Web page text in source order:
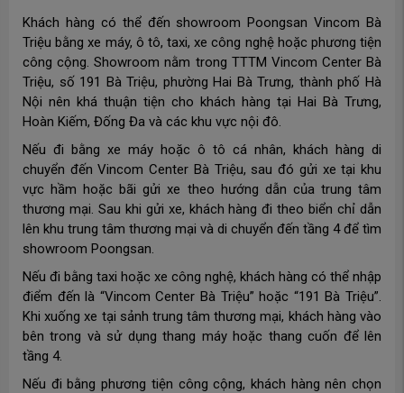
Khách hàng có thể đến showroom Poongsan Vincom Bà
Triệu bằng xe máy, ô tô, taxi, xe công nghệ hoặc phương tiện
công cộng. Showroom nằm trong TTTM Vincom Center Bà
Triệu, số 191 Bà Triệu, phường Hai Bà Trưng, thành phố Hà
Nội nên khá thuận tiện cho khách hàng tại Hai Bà Trưng,
Hoàn Kiếm, Đống Đa và các khu vực nội đô.
Nếu đi bằng xe máy hoặc ô tô cá nhân, khách hàng di
chuyển đến Vincom Center Bà Triệu, sau đó gửi xe tại khu
vực hầm hoặc bãi gửi xe theo hướng dẫn của trung tâm
thương mại. Sau khi gửi xe, khách hàng đi theo biển chỉ dẫn
lên khu trung tâm thương mại và di chuyển đến tầng 4 để tìm
showroom Poongsan.
Nếu đi bằng taxi hoặc xe công nghệ, khách hàng có thể nhập
điểm đến là “Vincom Center Bà Triệu” hoặc “191 Bà Triệu”.
Khi xuống xe tại sảnh trung tâm thương mại, khách hàng vào
bên trong và sử dụng thang máy hoặc thang cuốn để lên
tầng 4.
Nếu đi bằng phương tiện công cộng, khách hàng nên chọn